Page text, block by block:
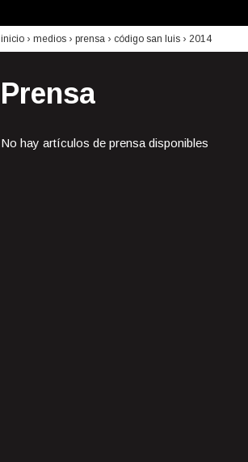
inicio › medios › prensa › código san luis › 2014
Prensa
No hay artículos de prensa disponibles